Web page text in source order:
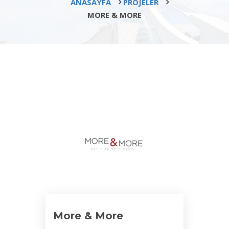
ANASAYFA
PROJELER
MORE & MORE
More & More